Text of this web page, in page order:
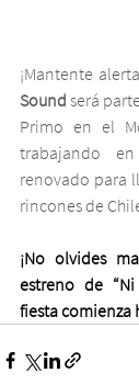
¡Mantente
Sound será
Primo en el
trabajando
renovado para
rincones de
¡No olvides
estreno de
fiesta comienza